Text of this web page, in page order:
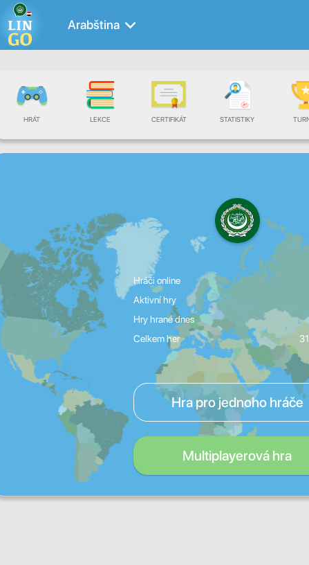
Arabština
HRÁT LEKCE CERTIFIKÁT STATISTIKY
Hráči online
Aktivní hry
Hry hrané dnes
Celkem her
Hra pro jednoho hráče
Multiplayerová hra